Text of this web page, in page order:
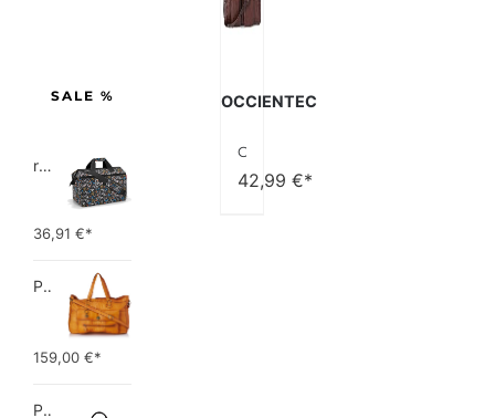
OCCIENTEC
42,99€*
SALE %
reisenthel allrounder L pocket  Vielseitige Doktortasche für Reise, Arbeit und Freizeit  Mit praktischer Trolley…
36,91 €*
PIECES TOTALLY ROYAL LEATHER TRAVEL BAG 17055349 Damen Umhängetaschen ,1 Groesse (51 x 33 x 14,5 cm)
159,00 €*
Picard Unisex-Erwachsene Buddy Gepäck- Handgepäck